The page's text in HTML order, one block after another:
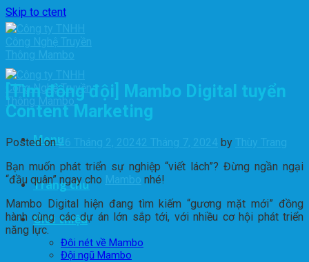
Skip to ctent
Menu
Trang chủ
Giới thiệu
Đôi nét về Mambo
Đội ngũ Mambo
[Tìm đồng đội] Mambo Digital tuyển
Content Marketing
Posted on26 Tháng 2, 20242 Tháng 7, 2024 by Thùy Trang
Bạn muốn phát triển sự nghiệp “viết lách”? Đừng ngần ngại
“đầu quân” ngay cho Mambo nhé!
Mambo Digital hiện đang tìm kiếm “gương mặt mới” đồng
hành cùng các dự án lớn sắp tới, với nhiều cơ hội phát triển
năng lực.